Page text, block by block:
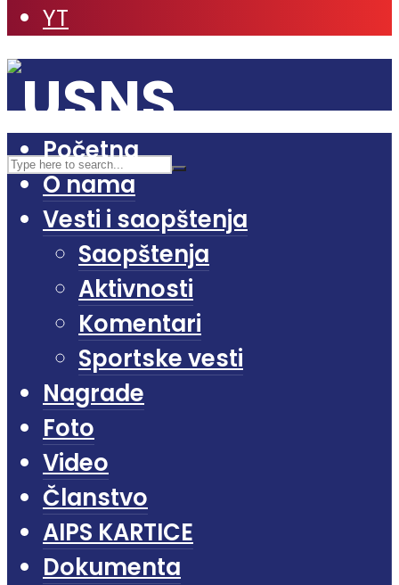
YT
Početna
O nama
Vesti i saopštenja
Saopštenja
Aktivnosti
Komentari
Sportske vesti
Nagrade
Foto
Video
Članstvo
AIPS KARTICE
Dokumenta